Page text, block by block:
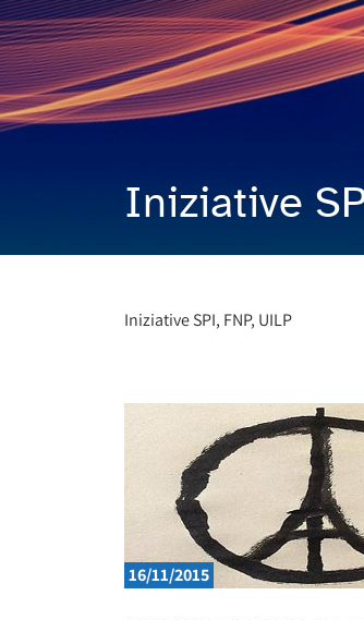
Iniziative
Iniziative SPI, FNP, UILP
16/11/2015